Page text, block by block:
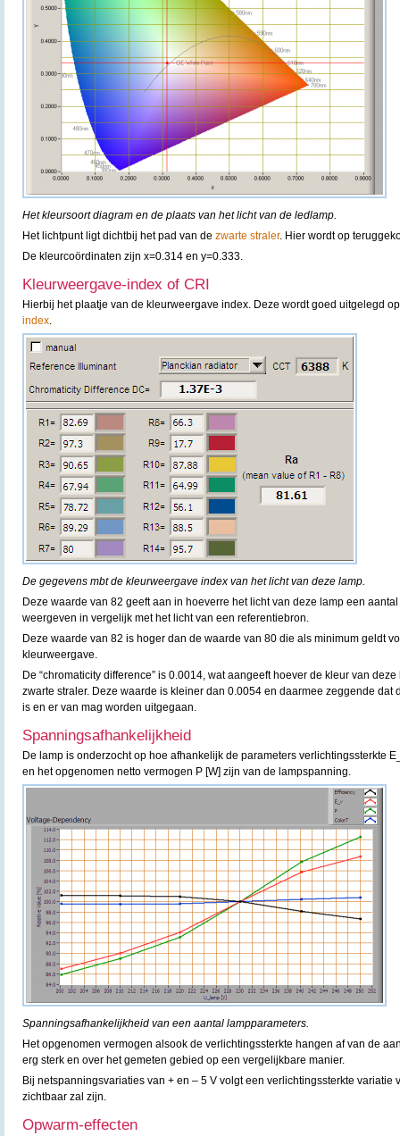
Het kleursoort diagram en de plaats van het licht van de ledlamp.
Het lichtpunt ligt dichtbij het pad van de zwarte straler. Hier wordt op
De kleurcoördinaten zijn x=0.314 en y=0.333.
Kleurweergave-index of CRI
Hierbij het plaatje van de kleurweergave index. Deze wordt goed uitgelegd
index.
De gegevens mbt de kleurweergave index van het licht van deze lamp.
Deze waarde van 82 geeft aan in hoeverre het licht van deze lamp een
weergeven in vergelijk met het licht van een referentiebron.
Deze waarde van 82 is hoger dan de waarde van 80 die als minimum geldt
kleurweergave.
De “chromaticity difference” is 0.0014, wat aangeeft hoever de kleur van
zwarte straler. Deze waarde is kleiner dan 0.0054 en daarmee zeggende dat
is en er van mag worden uitgegaan.
Spanningsafhankelijkheid
De lamp is onderzocht op hoe afhankelijk de parameters verlichtingssterkte
en het opgenomen netto vermogen P [W] zijn van de lampspanning.
Spanningsafhankelijkheid van een aantal lampparameters.
Het opgenomen vermogen alsook de verlichtingssterkte hangen af van de
erg sterk en over het gemeten gebied op een vergelijkbare manier.
Bij netspanningsvariaties van + en – 5 V volgt een verlichtingssterkte variatie
zichtbaar zal zijn.
Opwarm-effecten